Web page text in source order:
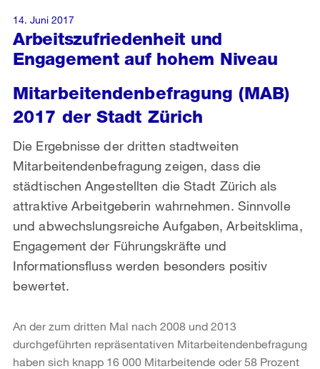
Arbeitszufriedenheit und
Engagement auf hohem Niveau
Mitarbeitendenbefragung (MAB)
2017 der Stadt Zürich
Die Ergebnisse der dritten stadtweiten
Mitarbeitendenbefragung zeigen, dass die
städtischen Angestellten die Stadt Zürich als
attraktive Arbeitgeberin wahrnehmen. Sinnvolle
und abwechslungsreiche Aufgaben, Arbeitsklima,
Engagement der Führungskräfte und
Informationsfluss werden besonders positiv
bewertet.
14. Juni 2017
An der zum dritten Mal nach 2008 und 2013
durchgeführten repräsentativen Mitarbeitendenbefragung
haben sich knapp 16 000 Mitarbeitende oder 58 Prozent